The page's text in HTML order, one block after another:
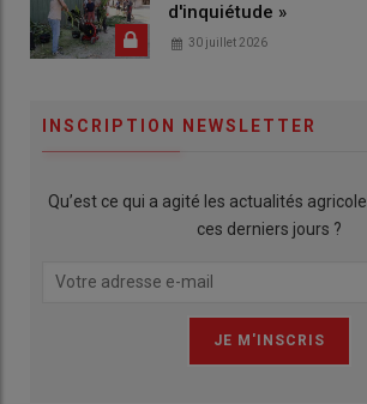
d'inquiétude »
30 juillet 2026
INSCRIPTION NEWSLETTER
Qu’est ce qui a agité les actualités
ces derniers jours ?